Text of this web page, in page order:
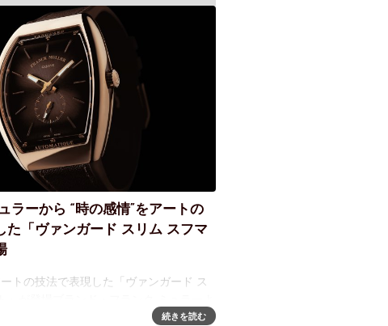
ラーから “時の感情”をアートの
た「ヴァンガード スリム スフマ
トの技法で表現した「ヴァンガード ス
ンガード スリム スフマート」が登場しま
続きを読む